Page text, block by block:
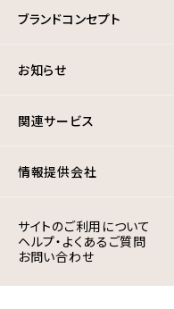
ブランドコンセプト
お知らせ
関連サービス
情報提供会社
サイトのご利用について
ヘルプ・よくあるご質問
お問い合わせ